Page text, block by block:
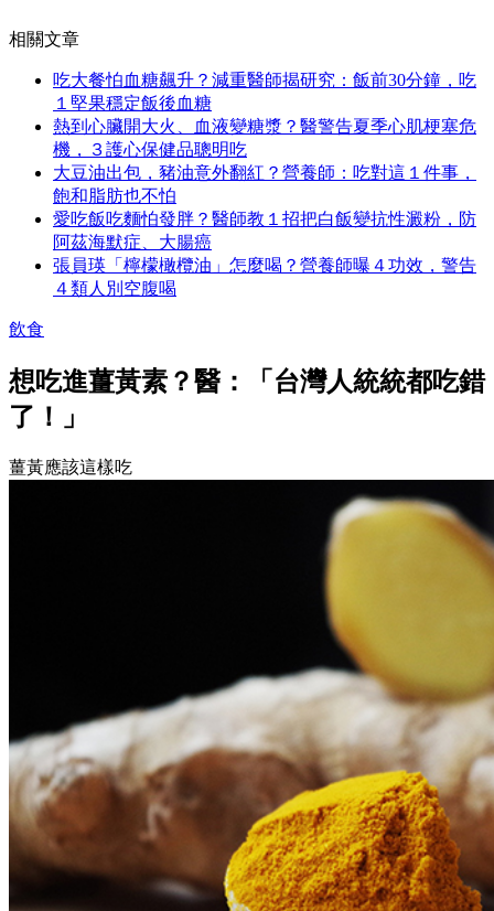
相關文章
吃大餐怕血糖飆升？減重醫師揭研究：飯前30分鐘，吃
１堅果穩定飯後血糖
熱到心臟開大火、血液變糖漿？醫警告夏季心肌梗塞危
機，３護心保健品聰明吃
大豆油出包，豬油意外翻紅？營養師：吃對這１件事，
飽和脂肪也不怕
愛吃飯吃麵怕發胖？醫師教１招把白飯變抗性澱粉，防
阿茲海默症、大腸癌
張員瑛「檸檬橄欖油」怎麼喝？營養師曝４功效，警告
４類人別空腹喝
飲食
想吃進薑黃素？醫：「台灣人統統都吃錯
了！」
薑黃應該這樣吃